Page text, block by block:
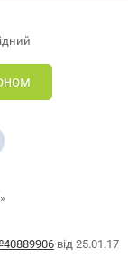
від 25.01.17